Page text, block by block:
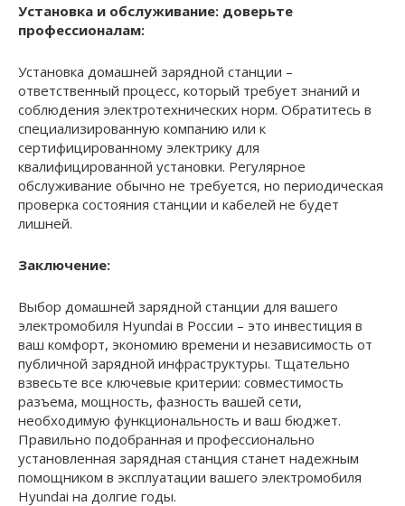
Установка и обслуживание: доверьте
профессионалам:
Установка домашней зарядной станции –
ответственный процесс, который требует знаний и
соблюдения электротехнических норм. Обратитесь в
специализированную компанию или к
сертифицированному электрику для
квалифицированной установки. Регулярное
обслуживание обычно не требуется, но периодическая
проверка состояния станции и кабелей не будет
лишней.
Заключение:
Выбор домашней зарядной станции для вашего
электромобиля Hyundai в России – это инвестиция в
ваш комфорт, экономию времени и независимость от
публичной зарядной инфраструктуры. Тщательно
взвесьте все ключевые критерии: совместимость
разъема, мощность, фазность вашей сети,
необходимую функциональность и ваш бюджет.
Правильно подобранная и профессионально
установленная зарядная станция станет надежным
помощником в эксплуатации вашего электромобиля
Hyundai на долгие годы.